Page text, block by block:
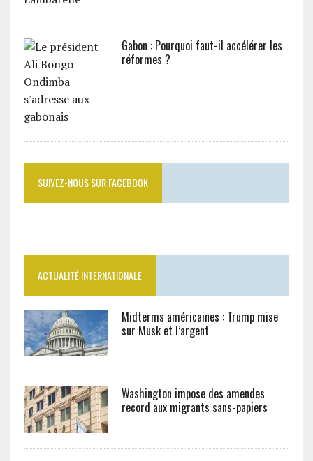
Gabon : Pourquoi faut-il accélérer les
réformes ?
SUIVEZ-NOUS SUR FACEBOOK
ACTUALITÉ INTERNATIONALE
Midterms américaines : Trump mise
sur Musk et l’argent
Washington impose des amendes
record aux migrants sans-papiers